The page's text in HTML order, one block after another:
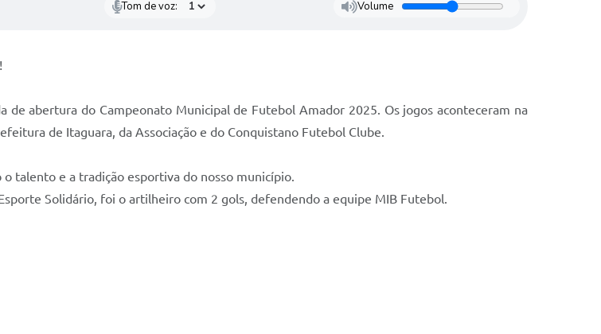
Tom de voz: Volume
abertura do Campeonato Municipal de Futebol Amador 2025. Os jogos aconteceram na
de Itaguara, da Associação e do Conquistano Futebol Clube.
talento e a tradição esportiva do nosso município.
Solidário, foi o artilheiro com 2 gols, defendendo a equipe MIB Futebol.